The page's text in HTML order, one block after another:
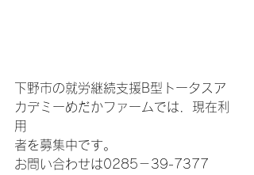
下野市の就労継続支援B型トータスア
カデミーめだかファームでは．現在利
用
者を募集中です。
お問い合わせは0285－39-7377